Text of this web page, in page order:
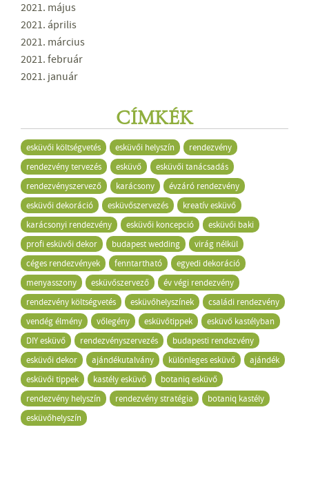
2021. május
2021. április
2021. március
2021. február
2021. január
CÍMKÉK
esküvői költségvetés esküvői helyszín
rendezvény
rendezvény tervezés
esküvő
esküvői tanácsadás
rendezvényszervező
karácsony
évzáró rendezvény
esküvői dekoráció
esküvőszervezés
kreatív esküvő
karácsonyi rendezvény
esküvői koncepció
esküvői baki
profi esküvői dekor
budapest wedding
virág nélkül
céges rendezvények
fenntartható
egyedi dekoráció
menyasszony
esküvőszervező
év végi rendezvény
rendezvény költségvetés
esküvőhelyszínek
családi rendezvény
vendég élmény
vőlegény esküvőtippek
esküvő kastélyban
DIY esküvő
rendezvényszervezés
budapesti rendezvény
esküvői dekor
ajándékutalvány különleges esküvő
ajándék
esküvői tippek
kastély esküvő
botaniq esküvő
rendezvény helyszín
rendezvény stratégia
botaniq kastély
esküvőhelyszín